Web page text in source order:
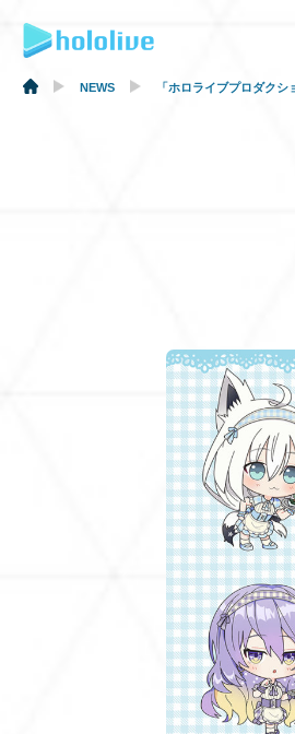
NEWS 「ホロライブプロダク